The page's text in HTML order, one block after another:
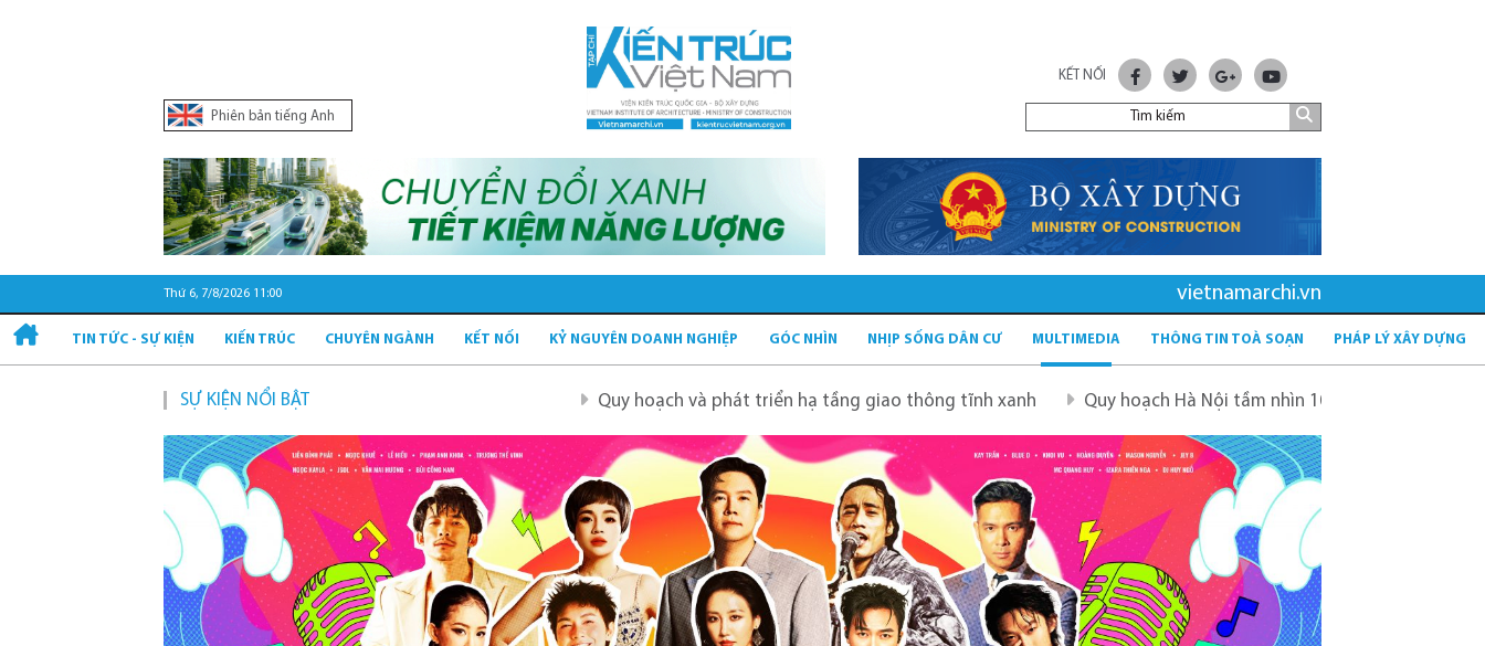
Phiên bản tiếng Anh
KẾT NỐI
Thứ 6, 7/8/2026 11:00 vietnamarchi.vn
TIN TỨC - SỰ KIỆN KIẾN TRÚC CHUYÊN NGÀNH KẾT NỐI KỶ NGUYÊN DOANH NGHIỆP GÓC NHÌN NHỊP SỐNG DÂN CƯ MULTIMEDIA THÔNG TIN TOÀ SOẠN PHÁP LÝ XÂY DỰNG
SỰ KIỆN NỔI BẬT Quy hoạch và phát triển hạ tầng giao thông tĩnh xanh Quy hoạch Hà Nội tầm nhìn 100 năm